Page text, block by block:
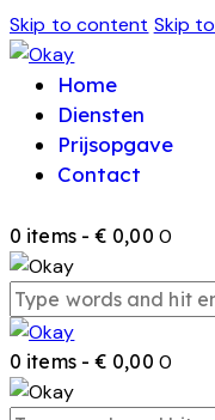
Skip to content Skip
Home
Diensten
Prijsopgave
Contact
0 items-€ 0,00 0
0 items-€ 0,00 0